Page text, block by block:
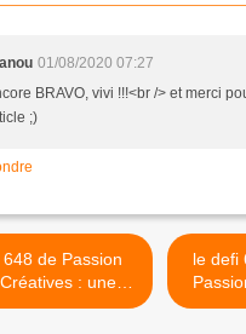
01/08/2020 07:27
BRAVO, vivi !!!<br /> et merci
;)
: une
ou candélabre
le defi